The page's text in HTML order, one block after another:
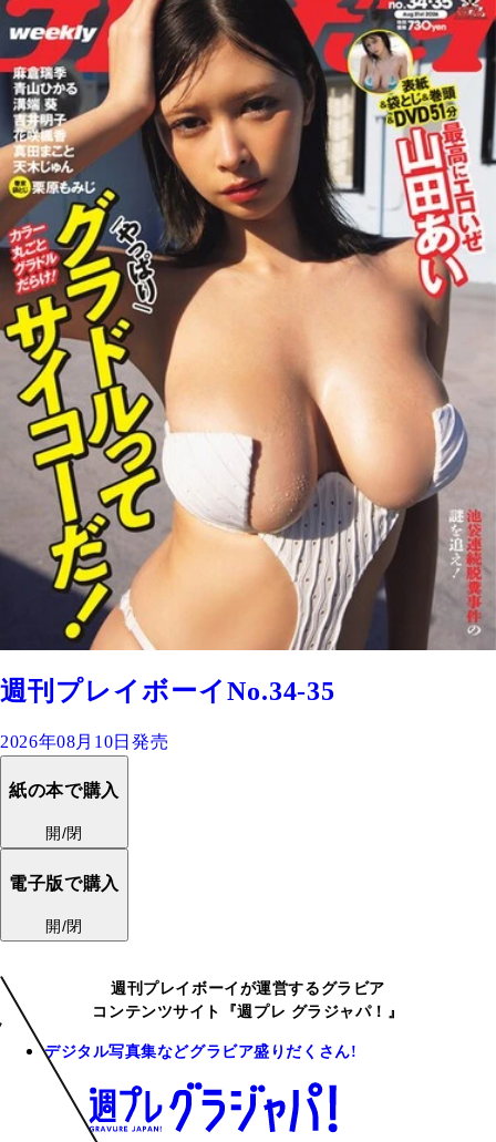
週刊プレイボーイNo.34-35
2026年08月10日発売
紙の本で購入
開/閉
電子版で購入
開/閉
週刊プレイボーイが運営するグラビア
コンテンツサイト『週プレ グラジャパ！』
デジタル写真集などグラビア盛りだくさん!